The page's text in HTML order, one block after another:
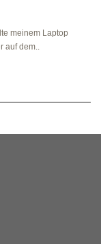
meinem Laptop
auf dem..